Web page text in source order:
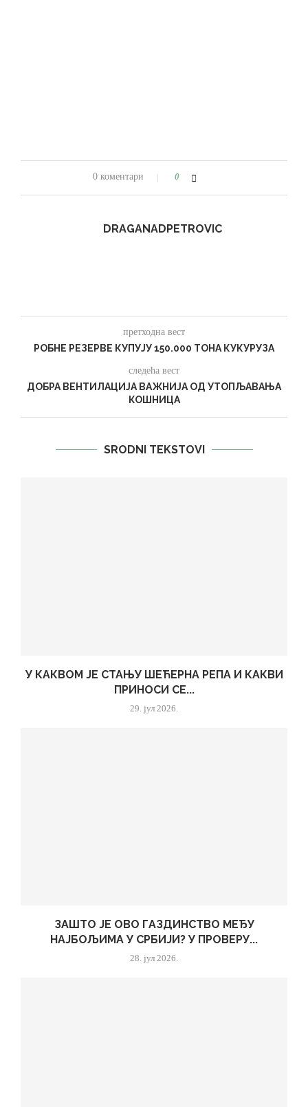
0 коментари 0
DRAGANADPETROVIC
претходна вест
РОБНЕ РЕЗЕРВЕ КУПУЈУ 150.000 ТОНА КУКУРУЗА
следећа вест
ДОБРА ВЕНТИЛАЦИЈА ВАЖНИЈА ОД УТОПЉАВАЊА
КОШНИЦА
SRODNI TEKSTOVI
У КАКВОМ ЈЕ СТАЊУ ШЕЋЕРНА РЕПА И КАКВИ
ПРИНОСИ СЕ...
29. јул 2026.
ЗАШТО ЈЕ ОВО ГАЗДИНСТВО МЕЂУ
НАЈБОЉИМА У СРБИЈИ? У ПРОВЕРУ...
28. јул 2026.